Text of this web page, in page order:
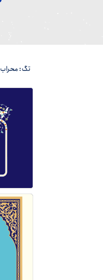
تگ: محراب